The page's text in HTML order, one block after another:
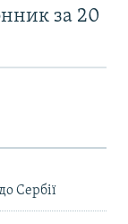
за 20
Сербії